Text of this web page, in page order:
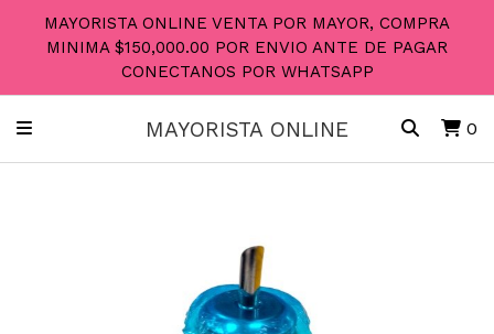
MAYORISTA ONLINE VENTA POR MAYOR, COMPRA
MINIMA $150,000.00 POR ENVIO ANTE DE PAGAR
CONECTANOS POR WHATSAPP
MAYORISTA ONLINE 0